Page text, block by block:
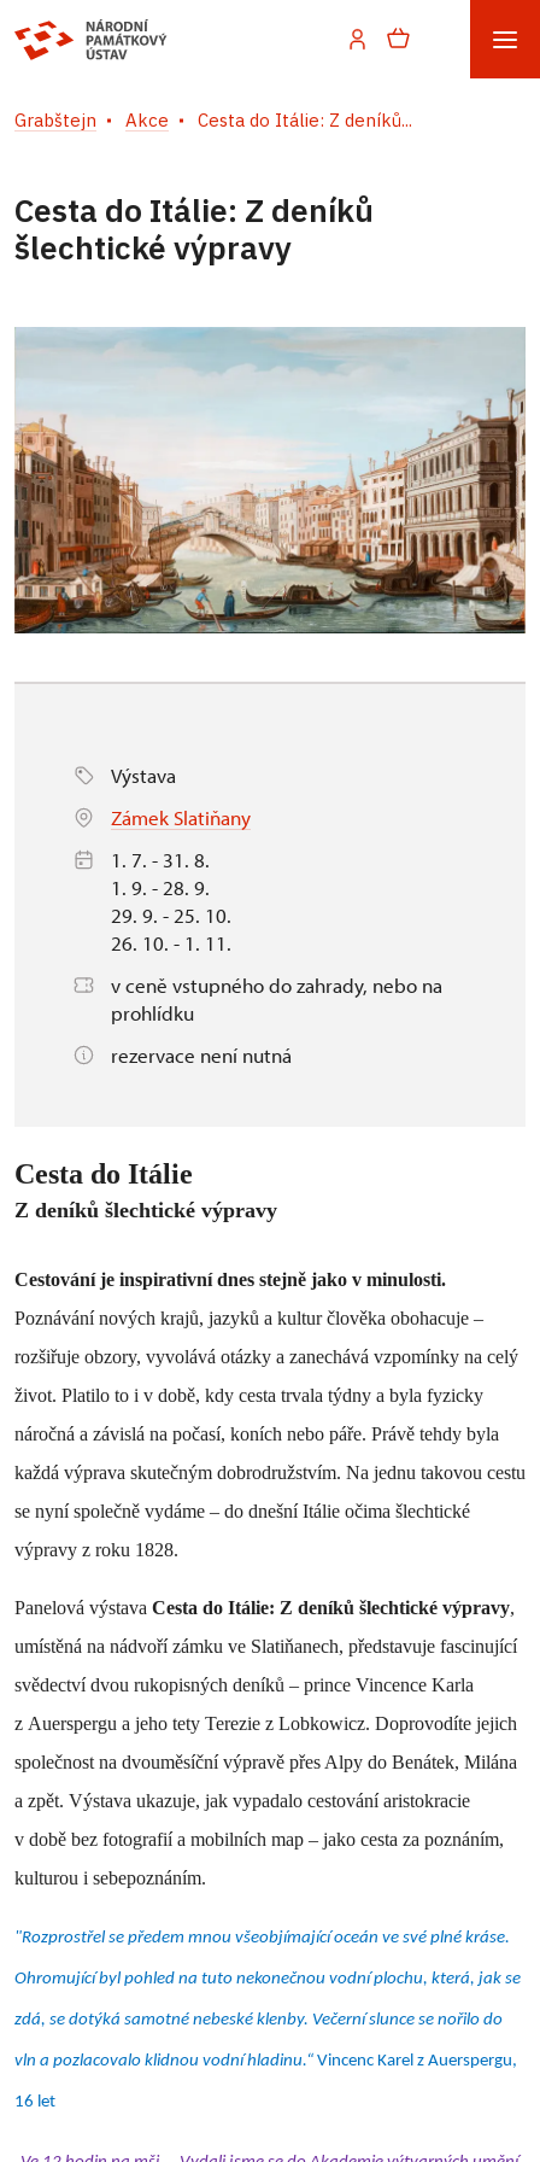
Grabštejn Akce Cesta do Itálie: Z deníků...
Cesta do Itálie: Z deníků
šlechtické výpravy
Výstava
Zámek Slatiňany
1. 7. - 31. 8.
1. 9. - 28. 9.
29. 9. - 25. 10.
26. 10. - 1. 11.
v ceně vstupného do zahrady, nebo na
prohlídku
rezervace není nutná
Cesta do Itálie
Z deníků šlechtické výpravy
Cestování je inspirativní dnes stejně jako v minulosti.
Poznávání nových krajů, jazyků a kultur člověka obohacuje –
rozšiřuje obzory, vyvolává otázky a zanechává vzpomínky na celý
život. Platilo to i v době, kdy cesta trvala týdny a byla fyzicky
náročná a závislá na počasí, koních nebo páře. Právě tehdy byla
každá výprava skutečným dobrodružstvím. Na jednu takovou cestu
se nyní společně vydáme – do dnešní Itálie očima šlechtické
výpravy z roku 1828.
Panelová výstava Cesta do Itálie: Z deníků šlechtické výpravy,
umístěná na nádvoří zámku ve Slatiňanech, představuje fascinující
svědectví dvou rukopisných deníků – prince Vincence Karla
z Auerspergu a jeho tety Terezie z Lobkowicz. Doprovodíte jejich
společnost na dvouměsíční výpravě přes Alpy do Benátek, Milána
a zpět. Výstava ukazuje, jak vypadalo cestování aristokracie
v době bez fotografií a mobilních map – jako cesta za poznáním,
kulturou i sebepoznáním.
"Rozprostřel se předem mnou všeobjímající oceán ve své plné kráse.
Ohromující byl pohled na tuto nekonečnou vodní plochu, která, jak se
zdá, se dotýká samotné nebeské klenby. Večerní slunce se nořilo do
vln a pozlacovalo klidnou vodní hladinu.“ Vincenc Karel z Auerspergu,
16 let